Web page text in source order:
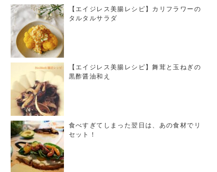
【エイジレス美腸レシピ】カリフラワーの
タルタルサラダ
【エイジレス美腸レシピ】舞茸と玉ねぎの
黒酢醤油和え
食べすぎてしまった翌日は、あの食材でリ
セット！